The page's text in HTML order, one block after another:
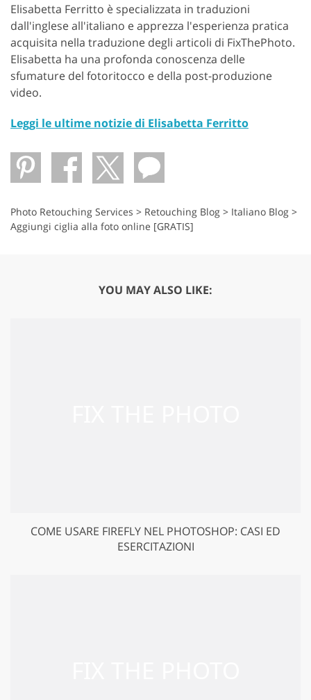
Elisabetta Ferritto è specializzata in traduzioni
dall'inglese all'italiano e apprezza l'esperienza pratica
acquisita nella traduzione degli articoli di FixThePhoto.
Elisabetta ha una profonda conoscenza delle
sfumature del fotoritocco e della post-produzione
video.
Leggi le ultime notizie di Elisabetta Ferritto
Photo Retouching Services > Retouching Blog > Italiano Blog >
Aggiungi ciglia alla foto online [GRATIS]
YOU MAY ALSO LIKE:
COME USARE FIREFLY NEL PHOTOSHOP: CASI ED
ESERCITAZIONI